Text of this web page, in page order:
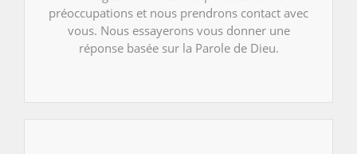
préoccupations et nous prendrons contact avec
vous. Nous essayerons vous donner une
réponse basée sur la Parole de Dieu.